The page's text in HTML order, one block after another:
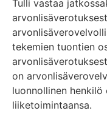
Tulli vastaa
tekemien tuontien
on
luonnollinen
liiketoimintaansa.